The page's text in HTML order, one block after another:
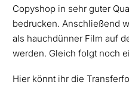
Copyshop in sehr guter
bedrucken. Anschließend
als hauchdünner Film auf
werden. Gleich folgt noch
Hier könnt ihr die